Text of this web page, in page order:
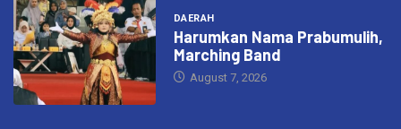
DAERAH
Harumkan Nama Prabumulih,
Marching Band
August 7, 2026